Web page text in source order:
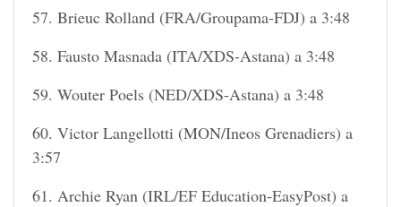
57. Brieuc Rolland (FRA/Groupama-FDJ) a 3:48
58. Fausto Masnada (ITA/XDS-Astana) a 3:48
59. Wouter Poels (NED/XDS-Astana) a 3:48
60. Victor Langellotti (MON/Ineos Grenadiers) a
3:57
61. Archie Ryan (IRL/EF Education-EasyPost) a